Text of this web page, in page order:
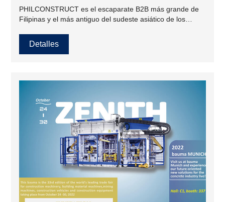
PHILCONSTRUCT es el escaparate B2B más grande de
Filipinas y el más antiguo del sudeste asiático de los
construcción y la construcción.
Detalles